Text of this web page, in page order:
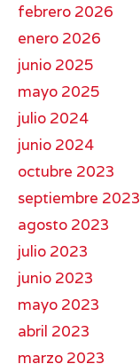
febrero 2026
enero 2026
junio 2025
mayo 2025
julio 2024
junio 2024
octubre 2023
septiembre 2023
agosto 2023
julio 2023
junio 2023
mayo 2023
abril 2023
marzo 2023